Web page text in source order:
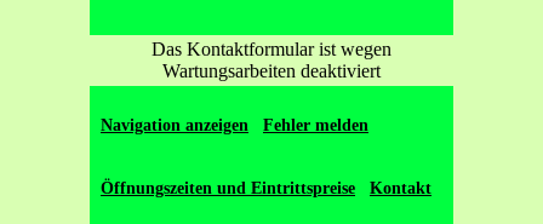
Das Kontaktformular ist wegen
Wartungsarbeiten deaktiviert
Navigation anzeigen Fehler melden
Öffnungszeiten und Eintrittspreise Kontakt